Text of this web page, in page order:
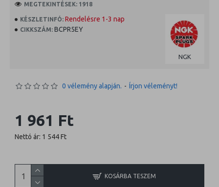
KÉSZLETINFÓ: Rendelésre 1-3 nap
CIKKSZÁM: BCPR5EY
NGK
MEGTEKINTÉSEK: 1918
0 vélemény alapján. - Írjon véleményt!
1 961 Ft
Nettó ár: 1 544 Ft
KOSÁRBA TESZEM